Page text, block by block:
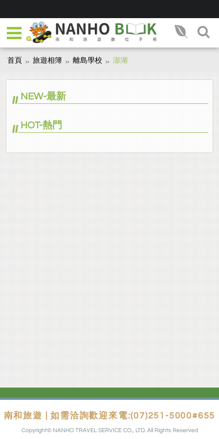
首頁 旅遊相簿 離島學校 澎湖
NEW-最新
HOT-熱門
南和旅遊 | 如需洽詢歡迎來電:(07)251-5000#655
Copyright© NANHO TRAVEL SERVICE CO., LTD. All Rights Reserved